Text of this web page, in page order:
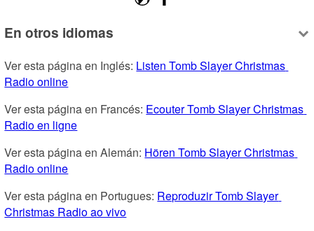
En otros idiomas
Ver esta página en Inglés: Listen Tomb Slayer Christmas
Radio online
Ver esta página en Francés: Ecouter Tomb Slayer Christmas
Radio en ligne
Ver esta página en Alemán: Hören Tomb Slayer Christmas
Radio online
Ver esta página en Portugues: Reproduzir Tomb Slayer
Christmas Radio ao vivo